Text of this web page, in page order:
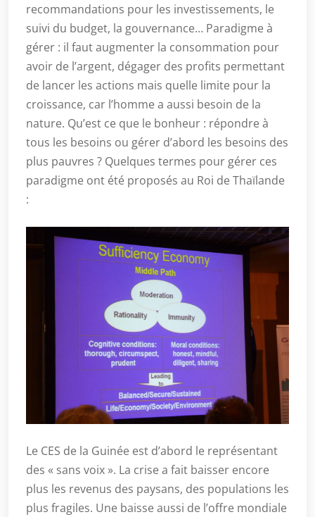
recommandations pour les investissements, le
suivi du budget, la gouvernance… Paradigme à
gérer : il faut augmenter la consommation pour
avoir de l’argent, dégager des profits permettant
de lancer les actions mais quelle limite pour la
croissance, car l’homme a aussi besoin de la
nature. Qu’est ce que le bonheur : répondre à
tous les besoins ou gérer d’abord les besoins des
plus pauvres ? Quelques termes pour gérer ces
paradigme ont été proposés au Roi de Thaïlande
:
Le CES de la Guinée est d’abord le représentant
des « sans voix ». La crise a fait baisser encore
plus les revenus des paysans, des populations les
plus fragiles. Une baisse aussi de l’offre mondiale